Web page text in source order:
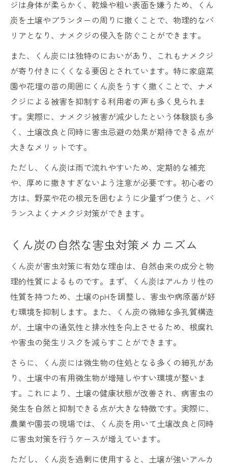
ジは身体が柔らかく、乾燥や粗い表面を嫌うため、くん
炭を土壌やプランターの周りに撒くことで、物理的なバ
リアとなり、ナメクジの侵入を防ぐことができます。
また、くん炭には独特のにおいがあり、これもナメクジ
が寄り付きにくくなる要因とされています。特に家庭菜
園や花壇の苗の周囲にくん炭をうすく撒くことで、ナメ
クジによる被害を抑制する利用者の声も多く見られま
す。実際に、ナメクジ被害が減少したという体験談も多
く、土壌改良と同時に害虫忌避の効果が期待できる点が
大きなメリットです。
ただし、くん炭は雨で流れやすいため、定期的な補充
や、厚めに撒きすぎないよう注意が必要です。初心者の
方は、野菜や花の根元を囲むように少量ずつ使うと、バ
ランスよくナメクジ対策ができます。
くん炭の自然な害虫対策メカニズム
くん炭が害虫対策に有効な理由は、自然由来の成分と物
理的性質によるものです。まず、くん炭はアルカリ性の
性質を持つため、土壌のpHを調整し、害虫や病原菌が好
む環境を抑制します。また、くん炭の微細な多孔質構造
が、土壌中の通気性と排水性を向上させるため、根腐れ
や害虫の発生リスクを減らすことができます。
さらに、くん炭には微生物の住処となる多くの細孔があ
り、土壌中の有用微生物が増殖しやすい環境が整いま
す。これにより、土壌の健康状態が改善され、病害虫の
発生を自然と抑制できる点が大きな特徴です。実際に、
農業や園芸の現場では、くん炭を用いて土壌改良と同時
に害虫対策を行うケースが増えています。
ただし、くん炭を過剰に使用すると、土壌が強いアルカ